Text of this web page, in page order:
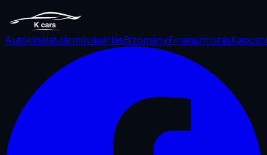
AutókínálatJárművásárlásBizományFinanszírozás